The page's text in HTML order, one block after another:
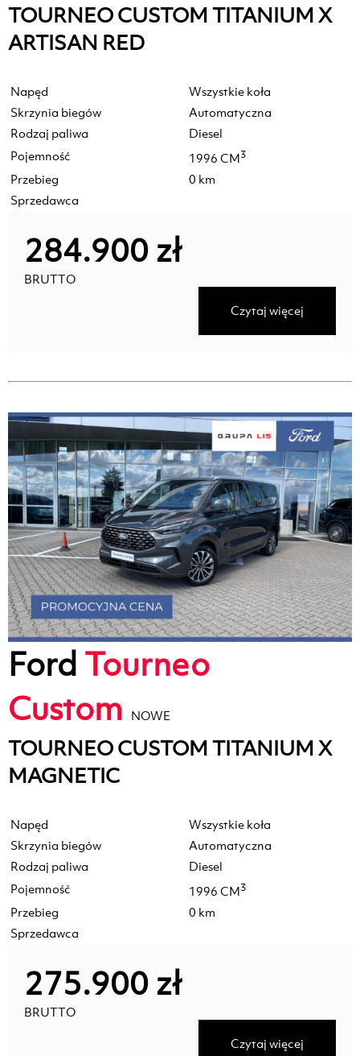
TOURNEO CUSTOM TITANIUM X
ARTISAN RED
Napęd
Wszystkie koła
Skrzynia biegów
Automatyczna
Rodzaj paliwa
Diesel
Pojemność
1996 CM3
Przebieg
0 km
Sprzedawca
284.900 zł
BRUTTO
Czytaj więcej
Ford Tourneo
Custom
NOWE
TOURNEO CUSTOM TITANIUM X
MAGNETIC
Napęd
Wszystkie koła
Skrzynia biegów
Automatyczna
Rodzaj paliwa
Diesel
Pojemność
1996 CM3
Przebieg
0 km
Sprzedawca
275.900 zł
BRUTTO
Czytaj więcej